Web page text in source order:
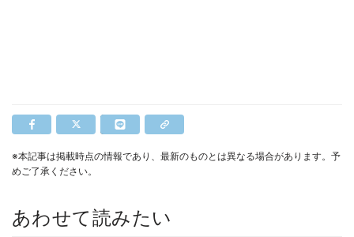
※本記事は掲載時点の情報であり、最新のものとは異なる場合があります。予
めご了承ください。
あわせて読みたい